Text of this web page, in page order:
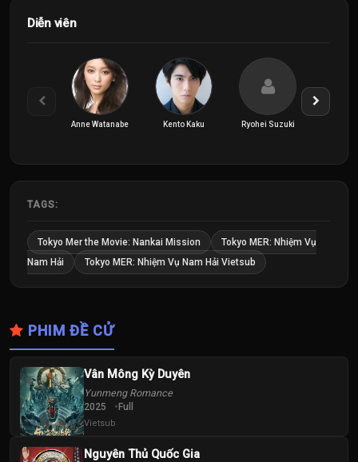
Diễn viên
Anne Watanabe Kento Kaku Ryohei Suzuki
TAGS:
Tokyo Mer the Movie: Nankai Mission
Tokyo MER: Nhiệm Vụ
Nam Hải
Tokyo MER: Nhiệm Vụ Nam Hải Vietsub
PHIM ĐỀ CỬ
Vân Mông Kỳ Duyên
Yunmeng Romance
2025 Full
Vietsub
Nguyên Thủ Quốc Gia